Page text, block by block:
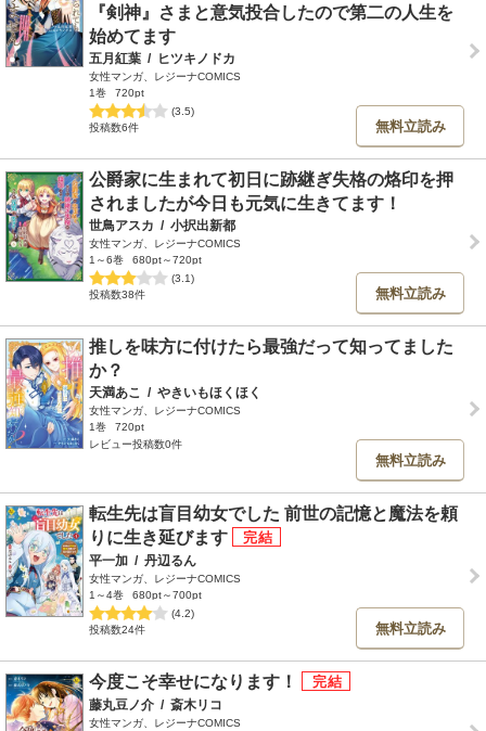
『剣神』さまと意気投合したので第二の人生を
始めてます
五月紅葉 / ヒツキノドカ
女性マンガ、レジーナCOMICS
1巻
720pt
(3.5)
投稿数6件
無料立読み
公爵家に生まれて初日に跡継ぎ失格の烙印を押
されましたが今日も元気に生きてます！
世鳥アスカ / 小択出新都
女性マンガ、レジーナCOMICS
1～6巻
680pt～720pt
(3.1)
投稿数38件
無料立読み
推しを味方に付けたら最強だって知ってました
か？
天満あこ / やきいもほくほく
女性マンガ、レジーナCOMICS
1巻
720pt
レビュー投稿数0件
無料立読み
転生先は盲目幼女でした 前世の記憶と魔法を頼
りに生き延びます
平一加 / 丹辺るん
女性マンガ、レジーナCOMICS
1～4巻
680pt～700pt
(4.2)
投稿数24件
無料立読み
今度こそ幸せになります！
藤丸豆ノ介 / 斎木リコ
女性マンガ、レジーナCOMICS